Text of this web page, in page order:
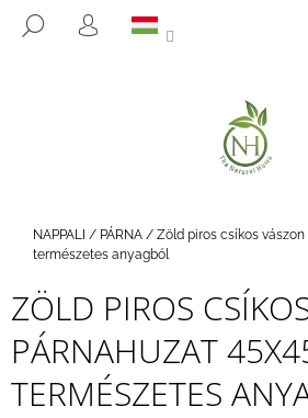
KERESÉS
BEJELENTKEZÉS
Kezdőlap
NAPPALI / PÁRNA / Zöld piros csíkos
természetes anyagból
ZÖLD PIROS
PÁRNAHUZAT
TERMÉSZETES
E
R
E
S
?